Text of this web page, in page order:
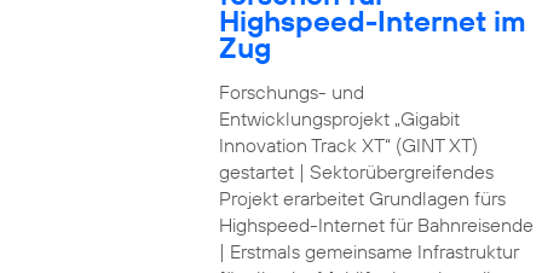
Highspeed-Internet im
Zug
Forschungs- und
Entwicklungsprojekt „Gigabit
Innovation Track XT“ (GINT XT)
gestartet | Sektorübergreifendes
Projekt erarbeitet Grundlagen fürs
Highspeed-Internet für Bahnreisende
| Erstmals gemeinsame Infrastruktur